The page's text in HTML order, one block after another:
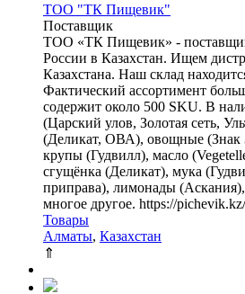
ТОО "ТК Пищевик"
Поставщик
ТОО «ТК Пищевик» -
России в Казахстан. Ищем
Казахстана. Наш склад
Фактический ассортимент
содержит около 500 SKU. В
(Царский улов, Золотая сеть,
(Деликат, ОВА), овощные (Знак
крупы (Гудвилл), масло
сгущёнка (Деликат), мука
приправа), лимонады
многое другое. https://
Товары
Алматы, Казахстан
⇑